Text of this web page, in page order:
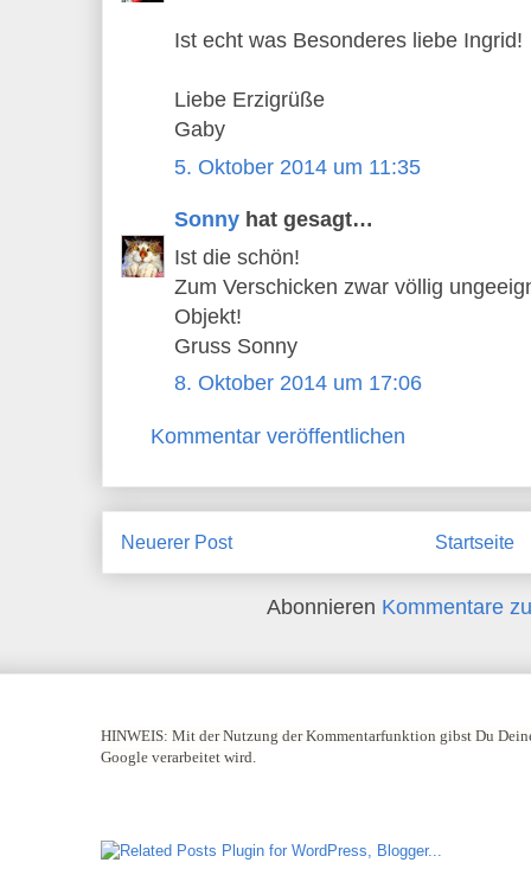
Ist echt was Besonderes liebe Ingrid!
Liebe Erzigrüße
Gaby
5. Oktober 2014 um 11:35
Sonny hat gesagt…
Ist die schön!
Zum Verschicken zwar völlig
Objekt!
Gruss Sonny
8. Oktober 2014 um 17:06
Kommentar veröffentlichen
Neuerer Post Startseite
Abonnieren Kommentare
HINWEIS: Mit der Nutzung der Kommentarfunktion gibst Du
Google verarbeitet wird.